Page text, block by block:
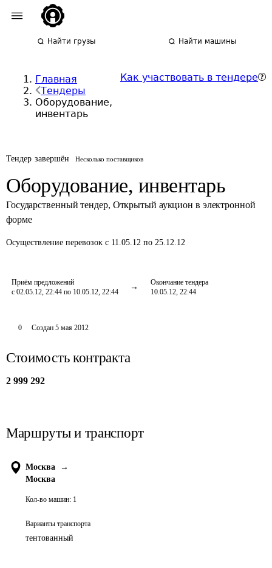
Найти грузы Найти машины
Главная
Тендеры
Оборудование,
инвентарь
Как участвовать в тендере
Тендер завершён Несколько поставщиков
Оборудование, инвентарь
Государственный тендер, Открытый аукцион в электронной
форме
Осуществление перевозок с 11.05.12 по 25.12.12
Приём предложений
с 02.05.12, 22:44 по 10.05.12, 22:44
Окончание тендера
10.05.12, 22:44
0 Создан 5 мая 2012
Стоимость контракта
2 999 292
Маршруты и транспорт
Москва
→
Москва
Кол-во машин: 1
Варианты транспорта
тентованный